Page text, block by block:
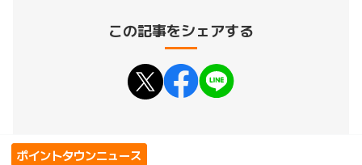
この記事をシェアする
ポイントタウンニュース